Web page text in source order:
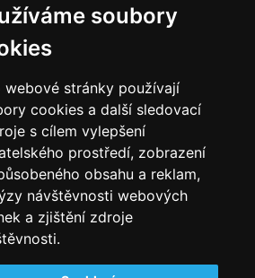
soubory
webové stránky používají
cookies a další sledovací
s cílem vylepšení
prostředí, zobrazení
obsahu a reklam,
návštěvnosti webových
a zjištění zdroje
údajů